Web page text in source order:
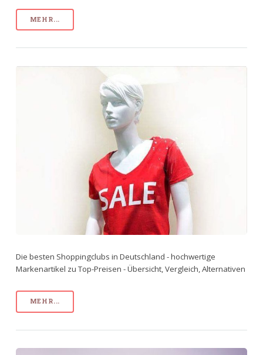
MEHR...
Die besten Shoppingclubs in Deutschland - hochwertige
Markenartikel zu Top-Preisen - Übersicht, Vergleich, Alternativen
MEHR...